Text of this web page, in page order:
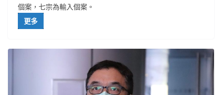
個案，七宗為輸入個案。
更多